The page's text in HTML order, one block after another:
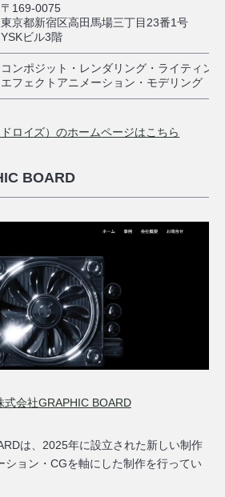
〒169-0075
東京都新宿区高田馬場三丁目23番1号
YSKビル3階
コンポジット・レンダリング・ライティング
エフェクトアニメーション・モデリング
ロイズ）のホームページはこちら
BOARD
式会社GRAPHIC BOARD
は、2025年に設立された新しい制作
ション・CGを軸にした制作を行ってい